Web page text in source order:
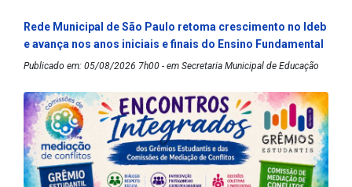
Rede Municipal de São Paulo retoma crescimento no Ideb
e avança nos anos iniciais e finais do Ensino Fundamental
Publicado em: 05/08/2026 7h00 - em Secretaria Municipal de Educação